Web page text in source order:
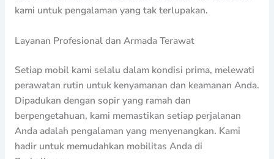
kami untuk pengalaman yang tak terlupakan.
Layanan Profesional dan Armada Terawat
Setiap mobil kami selalu dalam kondisi prima, melewati
perawatan rutin untuk kenyamanan dan keamanan Anda.
Dipadukan dengan sopir yang ramah dan
berpengetahuan, kami memastikan setiap perjalanan
Anda adalah pengalaman yang menyenangkan. Kami
hadir untuk memudahkan mobilitas Anda di